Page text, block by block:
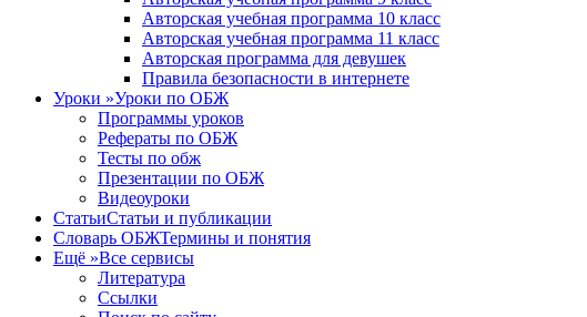
Авторская учебная программа 10 класс
Авторская учебная программа 11 класс
Авторская программа для девушек
Правила безопасности в интернете
Уроки »Уроки по ОБЖ
Программы уроков
Рефераты по ОБЖ
Тесты по обж
Презентации по ОБЖ
Видеоуроки
СтатьиСтатьи и публикации
Словарь ОБЖТермины и понятия
Ещё »Все сервисы
Литература
Ссылки